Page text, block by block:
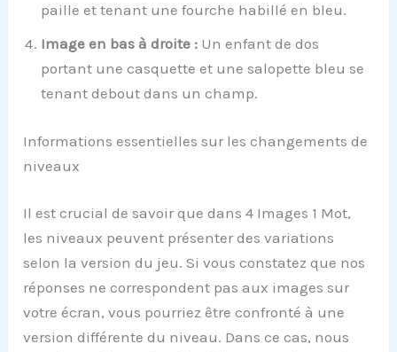
paille et tenant une fourche habillé en bleu.
Image en bas à droite : Un enfant de dos
portant une casquette et une salopette bleu se
tenant debout dans un champ.
Informations essentielles sur les changements de
niveaux
Il est crucial de savoir que dans 4 Images 1 Mot,
les niveaux peuvent présenter des variations
selon la version du jeu. Si vous constatez que nos
réponses ne correspondent pas aux images sur
votre écran, vous pourriez être confronté à une
version différente du niveau. Dans ce cas, nous